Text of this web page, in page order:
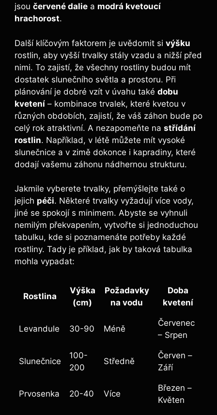
jsou červené dalie a modrá kvetoucí
hrachorost.
Další klíčovým faktorem je uvědomit si výšku
rostlin, aby vyšší trvalky stály vzadu a nižší před
nimi. To zajistí, že všechny rostliny budou mít
dostatek slunečního světla a prostoru. Při
plánování je dobré vzít v úvahu také dobu
kvetení – kombinace trvalek, které kvetou v
různých obdobích, zajistí, že váš záhon bude po
celý rok atraktivní. A nezapomeňte na střídání
rostlin. Například, v létě můžete mít vysoké
slunečnice a v zimě dokonce i kapradiny, které
dodají vašemu záhonu nádhernou strukturu.
Jakmile vyberete trvalky, přemýšlejte také o
jejich péči. Některé trvalky vyžadují více vody,
jiné se spokojí s minimem. Abyste se vyhnuli
nemilým překvapením, vytvořte si jednoduchou
tabulku, kde si poznamenáte potřeby každé
rostliny. Tady je příklad, jak by taková tabulka
mohla vypadat:
Rostlina
Výška
(cm)
Požadavky
na vodu
Doba
kvetení
Levandule 30-90 Méně
Červenec
– Srpen
Slunečnice
100-
200
Středně
Červen –
Září
Prvosenka 20-40 Více
Březen –
Květen